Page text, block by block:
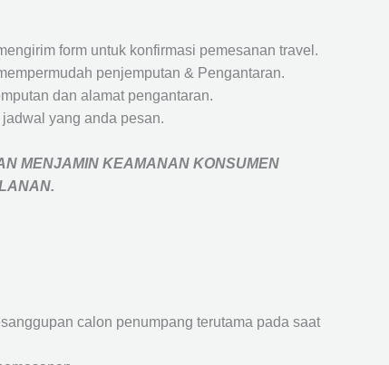
form untuk konfirmasi pemesanan travel.
penjemputan & Pengantaran.
dan alamat pengantaran.
yang anda pesan.
MENJAMIN KEAMANAN KONSUMEN
.
calon penumpang terutama pada saat